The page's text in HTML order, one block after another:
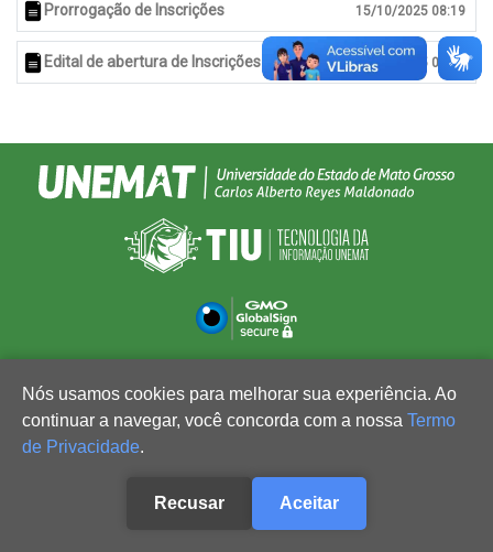
Prorrogação de Inscrições 15/10/2025 08:19
Edital de abertura de Inscrições 15/10/2025 08:17
Nós usamos cookies para melhorar sua experiência. Ao
continuar a navegar, você concorda com a nossa Termo
de Privacidade.
Recusar Aceitar